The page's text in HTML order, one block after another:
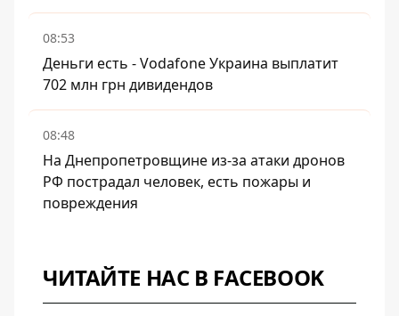
08:53
Деньги есть - Vodafone Украина выплатит
702 млн грн дивидендов
08:48
На Днепропетровщине из-за атаки дронов
РФ пострадал человек, есть пожары и
повреждения
ЧИТАЙТЕ НАС В FACEBOOK